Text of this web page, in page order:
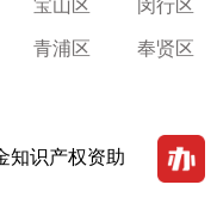
宝山区 闵行区
青浦区 奉贤区
知识产权资助